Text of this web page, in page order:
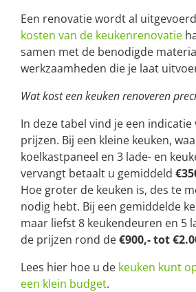
Een renovatie wordt al uitgevoerd
kosten van de keukenrenovatie
samen met de benodigde
werkzaamheden die je laat
Wat kost een keuken renoveren
In deze tabel vind je een
prijzen. Bij een kleine keuken,
koelkastpaneel en 3 lade- en
vervangt betaalt u gemiddeld
Hoe groter de keuken is, des te
nodig hebt. Bij een gemiddelde
maar liefst 8 keukendeuren en 5
de prijzen rond de€900,- tot
Lees hier hoe u de keuken kunt
een klein budget.